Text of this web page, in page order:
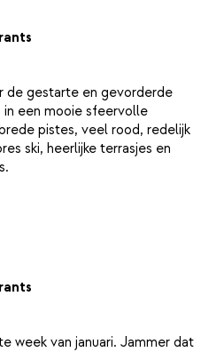
de gestarte en gevorderde
in een mooie sfeervolle
pistes, veel rood, redelijk
ski, heerlijke terrasjes en
week van januari. Jammer dat